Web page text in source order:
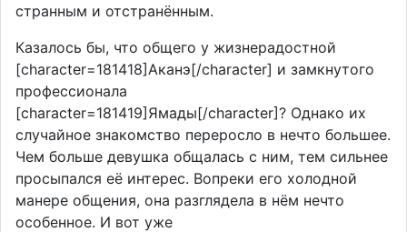
странным и отстранённым.
Казалось бы, что общего у жизнерадостной
[character=181418]Аканэ[/character] и замкнутого
профессионала
[character=181419]Ямады[/character]? Однако их
случайное знакомство переросло в нечто большее.
Чем больше девушка общалась с ним, тем сильнее
просыпался её интерес. Вопреки его холодной
манере общения, она разглядела в нём нечто
особенное. И вот уже